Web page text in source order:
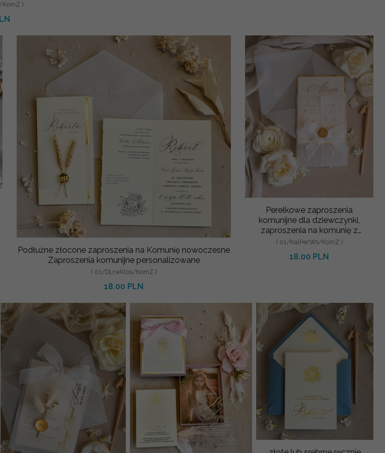
KomZ )
Podłużne złocone zaproszenia na Komunię nowoczesne
Zaproszenia komunijne personalizowane
( 01/DLrwklos/KomZ )
18.00 PLN
Perełkowe zaproszenia
komunijne dla dziewczynki,
zaproszenia na komunię z
perełkami, złote zaproszen
( 01/KalPerWs/KomZ )
18.00 PLN